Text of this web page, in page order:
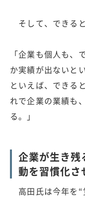
そして、できる
「企業も個人も、
か実績が出ないと
といえば、できる
れで企業の業績も
る。」
企業が生き残
動を習慣化さ
高田氏は今年を“